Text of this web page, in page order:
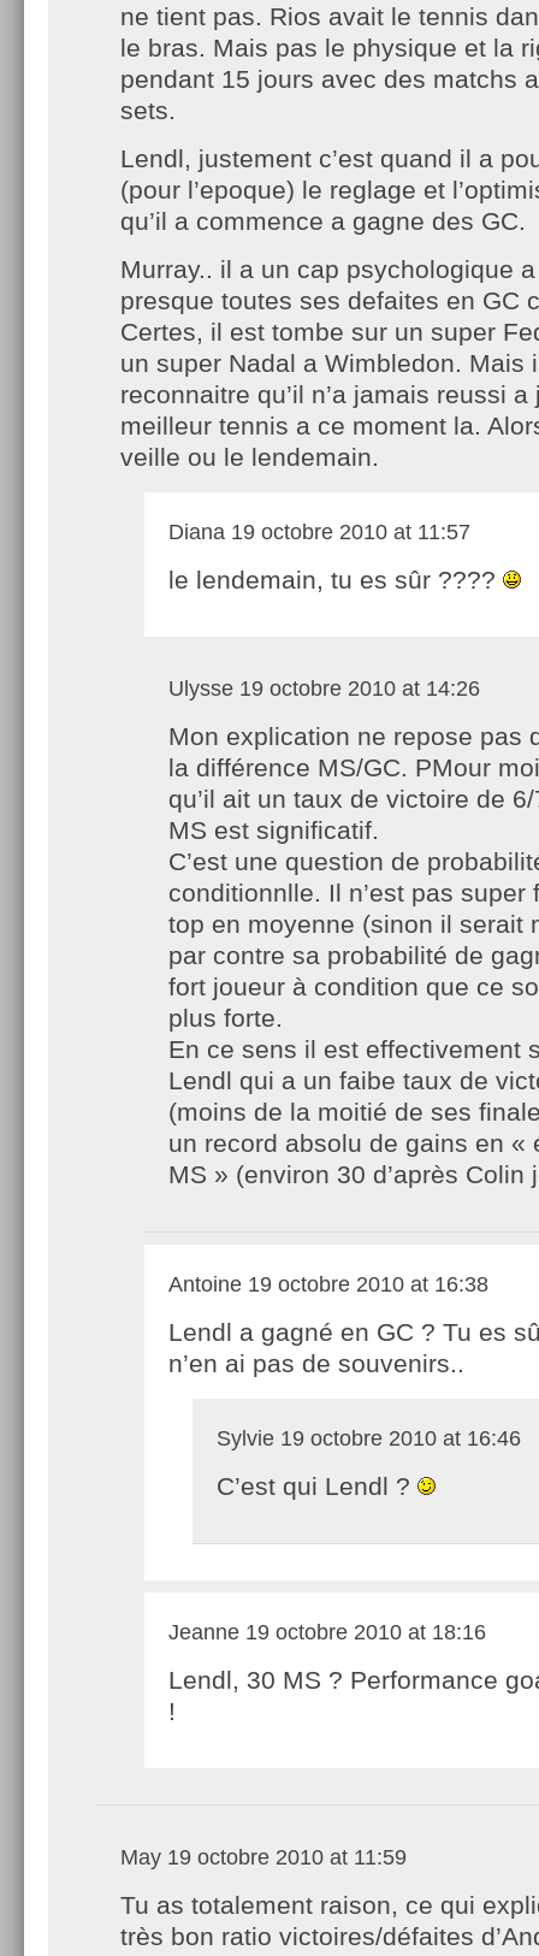
ne tient pas. Rios avait le tennis
le bras. Mais pas le physique et la
pendant 15 jours avec des matchs
sets.
Lendl, justement c’est quand il a
(pour l’epoque) le reglage et
qu’il a commence a gagne des GC.
Murray.. il a un cap psychologique a
presque toutes ses defaites en GC
Certes, il est tombe sur un super
un super Nadal a Wimbledon. Mais
reconnaitre qu’il n’a jamais reussi a
meilleur tennis a ce moment la.
veille ou le lendemain.
Diana 19 octobre 2010 at 11:57
le lendemain, tu es sûr ????
Ulysse 19 octobre 2010 at 14:26
Mon explication ne repose pas
la différence MS/GC. PMour
qu’il ait un taux de victoire de
MS est significatif.
C’est une question de
conditionnlle. Il n’est pas super
top en moyenne (sinon il serait
par contre sa probabilité de
fort joueur à condition que ce
plus forte.
En ce sens il est effectivement
Lendl qui a un faibe taux de
(moins de la moitié de ses
un record absolu de gains en «
MS » (environ 30 d’après Colin
Antoine 19 octobre 2010 at 16:38
Lendl a gagné en GC ? Tu es
n’en ai pas de souvenirs..
Sylvie 19 octobre 2010 at 16:46
C’est qui Lendl ?
Jeanne 19 octobre 2010 at 18:16
Lendl, 30 MS ? Performance
!
May 19 octobre 2010 at 11:59
Tu as totalement raison, ce qui
très bon ratio victoires/défaites